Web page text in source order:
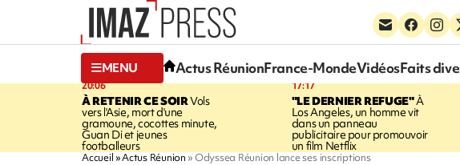
MENU Actus RéunionFrance-MondeVidéosFaits
20:06
À RETENIR CE SOIRVols
vers l'Asie, mort d'une
gramoune, cocottes minute,
Guan Di et jeunes
footballeurs
17:17
"LE DERNIER REFUGE"À
Los Angeles, un homme vit
dans un panneau
publicitaire pour promouvoir
un film Netflix
Accueil Actus Réunion Odyssea Réunion lance ses inscriptions